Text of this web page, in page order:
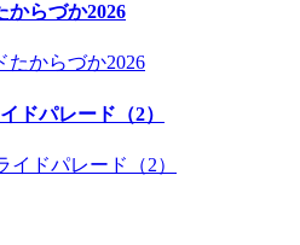
からづか2026
ドパレード（2）